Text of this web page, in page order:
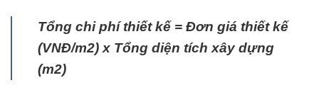
Tổng chi phí thiết kế = Đơn giá thiết kế
(VNĐ/m2) x Tổng diện tích xây dựng
(m2)